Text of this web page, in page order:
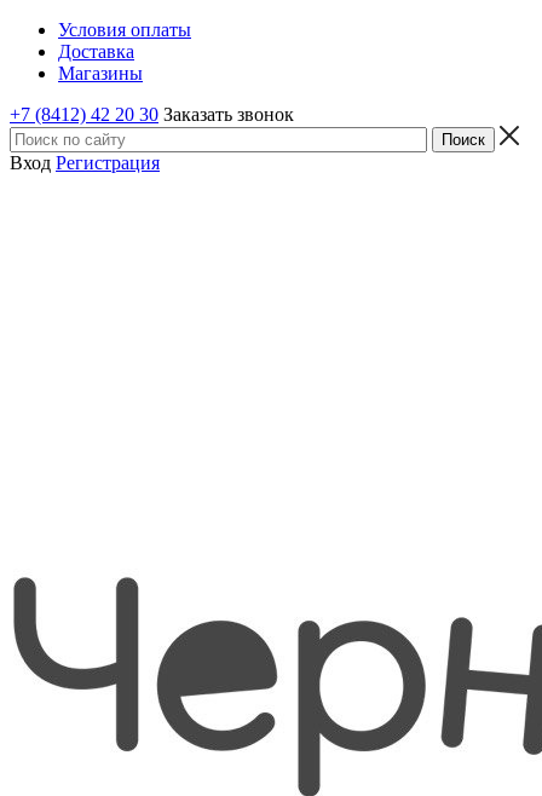
Условия оплаты
Доставка
Магазины
+7 (8412) 42 20 30 Заказать звонок
Вход Регистрация